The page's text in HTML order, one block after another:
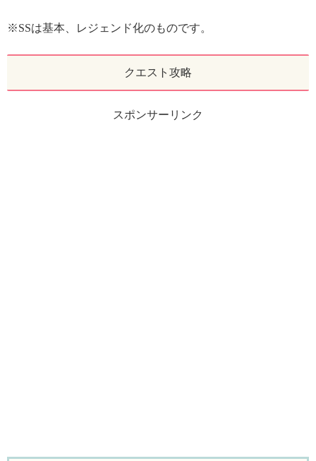
※SSは基本、レジェンド化のものです。
クエスト攻略
スポンサーリンク